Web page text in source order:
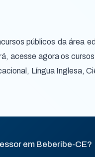
públicos da área
acesse agora os
Língua Inglesa,
em Beberibe-CE?